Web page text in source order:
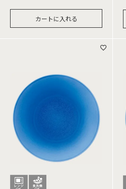
カートに入れる